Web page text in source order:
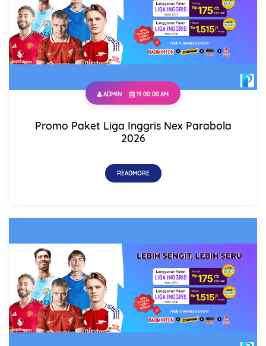
ADMIN 11:00:00 AM
Promo Paket Liga Inggris Nex Parabola
2026
READMORE